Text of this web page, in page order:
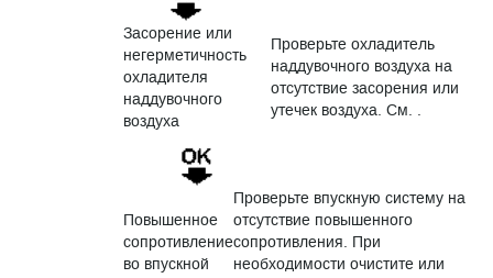
Засорение или
негерметичность
охладителя
наддувочного
воздуха
Проверьте охладитель
наддувочного воздуха на
отсутствие засорения или
утечек воздуха. См. .
Повышенное
сопротивление
во впускной
Проверьте впускную систему на
отсутствие повышенного
сопротивления. При
необходимости очистите или